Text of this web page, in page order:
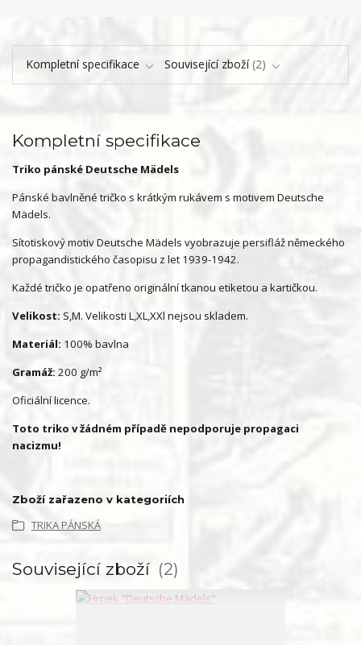
Kompletní specifikace Související zboží 2
Kompletní specifikace
Triko pánské Deutsche Mädels
Pánské bavlněné tričko s krátkým rukávem s motivem Deutsche
Mädels.
Sítotiskový motiv Deutsche Mädels vyobrazuje persifláž německého
propagandistického časopisu z let 1939-1942.
Každé tričko je opatřeno originální tkanou etiketou a kartičkou.
Velikost: S,M. Velikosti L,XL,XXl nejsou skladem.
Materiál: 100% bavlna
Gramáž: 200 g/m²
Oficiální licence.
Toto triko v žádném případě nepodporuje propagaci
nacizmu!
Zboží zařazeno v kategoriích
TRIKA PÁNSKÁ
Související zboží 2